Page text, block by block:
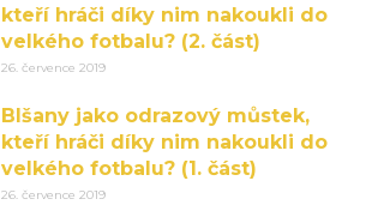
kteří hráči díky nim nakoukli do
velkého fotbalu? (2. část)
26. července 2019
Blšany jako odrazový můstek,
kteří hráči díky nim nakoukli do
velkého fotbalu? (1. část)
26. července 2019